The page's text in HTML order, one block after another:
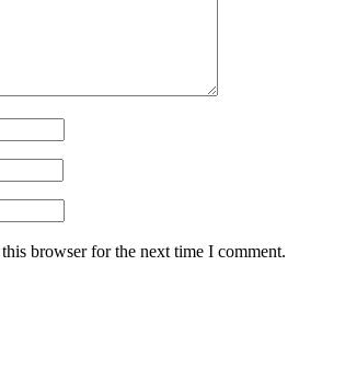
browser for the next time I comment.